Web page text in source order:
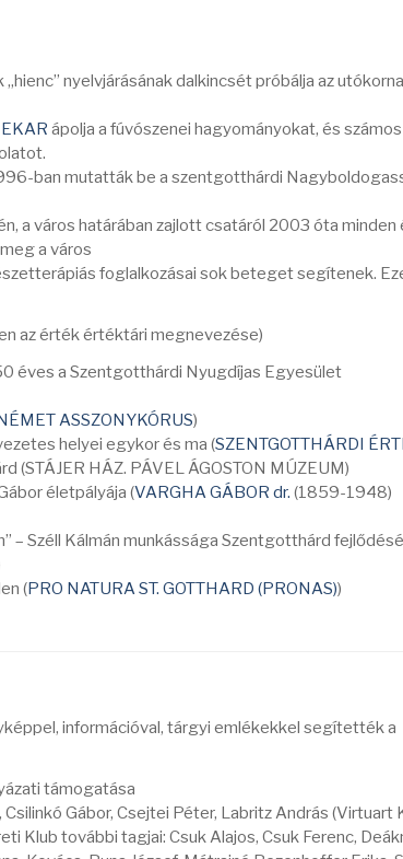
„hienc” nyelvjárásának dalkincsét próbálja az
ápolja a fúvószenei hagyományokat, és számos
ban mutatták be a szentgotthárdi
a város határában zajlott csatáról 2003 óta
a város
foglalkozásai sok beteget segítenek.
az érték értéktári megnevezése)
éves a Szentgotthárdi Nyugdíjas Egyesület
ASSZONYKÓRUS)
helyei egykor és ma (SZENTGOTTHÁRDI
(STÁJER HÁZ. PÁVEL ÁGOSTON MÚZEUM)
életpályája (VARGHA GÁBOR dr. (1859-1948)
– Széll Kálmán munkássága Szentgotthárd
(PRO NATURA ST. GOTTHARD (PRONAS))
információval, tárgyi emlékekkel segítették a
támogatása
Gábor, Csejtei Péter, Labritz András (Virtuart
Klub további tagjai: Csuk Alajos, Csuk Ferenc,